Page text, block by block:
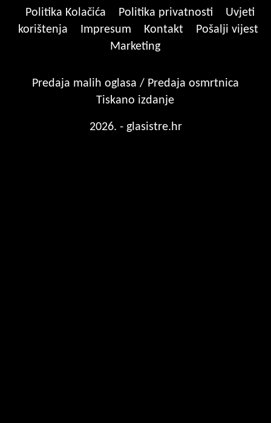
Politika Kolačića Politika privatnosti
Uvjeti
korištenja
Impresum Kontakt
Pošalji vijest
Marketing
Predaja malih oglasa / Predaja osmrtnica
Tiskano izdanje
2026. - glasistre.hr